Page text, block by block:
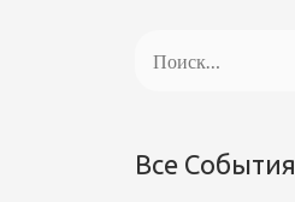
Все События